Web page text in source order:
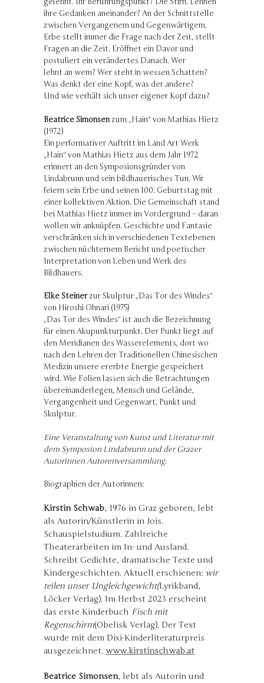
gelehnt. Ihr Berührungspunkt? Die Stirn. Lehnen
ihre Gedanken aneinander? An der Schnittstelle
zwischen Vergangenem und Gegenwärtigem.
Erbe stellt immer die Frage nach der Zeit, stellt
Fragen an die Zeit. Eröffnet ein Davor und
postuliert ein verändertes Danach. Wer
lehnt an wem? Wer steht in wessen Schatten?
Was denkt der eine Kopf, was der andere?
Und wie verhält sich unser eigener Kopf dazu?
Beatrice Simonsenzum „Hain“ von Mathias Hietz
(1972)
Ein performativer Auftritt im Land Art Werk
„Hain“ von Mathias Hietz aus dem Jahr 1972
erinnert an den Symposionsgründer von
Lindabrunn und sein bildhauerisches Tun. Wir
feiern sein Erbe und seinen 100. Geburtstag mit
einer kollektiven Aktion. Die Gemeinschaft stand
bei Mathias Hietz immer im Vordergrund – daran
wollen wir anknüpfen. Geschichte und Fantasie
verschränken sich in verschiedenen Textebenen
zwischen nüchternem Bericht und poetischer
Interpretation von Leben und Werk des
Bildhauers.
Elke Steinerzur Skulptur „Das Tor des Windes“
von Hiroshi Ohnari (1975)
„Das Tor des Windes“ ist auch die Bezeichnung
für einen Akupunkturpunkt. Der Punkt liegt auf
den Meridianen des Wasserelements, dort wo
nach den Lehren der Traditionellen Chinesischen
Medizin unsere ererbte Energie gespeichert
wird. Wie Folien lassen sich die Betrachtungen
übereinanderlegen, Mensch und Gelände,
Vergangenheit und Gegenwart, Punkt und
Skulptur.
Eine Veranstaltung von Kunst und Literatur mit
dem Symposion Lindabrunn und der Grazer
Autorinnen Autorenversammlung.
Biographien der Autorinnen:
Kirstin Schwab, 1976 in Graz geboren, lebt
als Autorin/Künstlerin in Jois.
Schauspielstudium. Zahlreiche
Theaterarbeiten im In- und Ausland.
Schreibt Gedichte, dramatische Texte und
Kindergeschichten. Aktuell erschienen: wir
teilen unser Ungleichgewicht(Lyrikband,
Löcker Verlag). Im Herbst 2023 erscheint
das erste Kinderbuch Fisch mit
Regenschirm(Obelisk Verlag). Der Text
wurde mit dem Dixi-Kinderliteraturpreis
ausgezeichnet. www.kirstinschwab.at
Beatrice Simonsen, lebt als Autorin und